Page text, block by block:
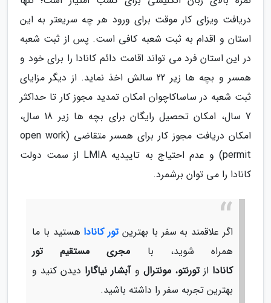
دریافت ویزای کار موقت برای ورود هر چه سریعتر به این
استان و اقدام به ثبت شعبه کافی است. پس از ثبت شعبه
در این استان فرد می تواند اقامت دائم کانادا را برای خود و
همسر و بچه ها زیر 22 سالش اخذ نماید. از دیگر مزایای
ثبت شعبه در ساساکاچوان امکان تمدید مجوز کار تا حداکثر
7 سال، امکان تحصیل رایگان برای بچه ها زیر 18 سال،
امکان دریافت مجوز کار برای همسر متقاضی (open work
permit) و عدم احتیاج به تاییدیه LMIA از سمت دولت
کانادا را می توان برشمرد.
اگر علاقمند به سفر با بهترینتور کانادا هستید با ما
همراه شوید، با مجری مستقیم تور
کانادا ازتورنتو،مونترال وآبشار نیاگارا دیدن کنید و
بهترین تجربه سفر را داشته باشید.